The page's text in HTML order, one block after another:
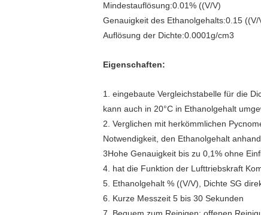
Mindestauflösung:0.01% ((V/V)
Genauigkeit des Ethanolgehalts:0.15 ((V/
Auflösung der Dichte:0.0001g/cm3
Eigenschaften:
1. eingebaute Vergleichstabelle für die
kann auch in 20°C in Ethanolgehalt
2. Verglichen mit herkömmlichen
Notwendigkeit, den Ethanolgehalt
3Hohe Genauigkeit bis zu 0,1% ohne
4. hat die Funktion der Lufttriebskraft
5. Ethanolgehalt % ((V/V), Dichte SG
6. Kurze Messzeit 5 bis 30 Sekunden